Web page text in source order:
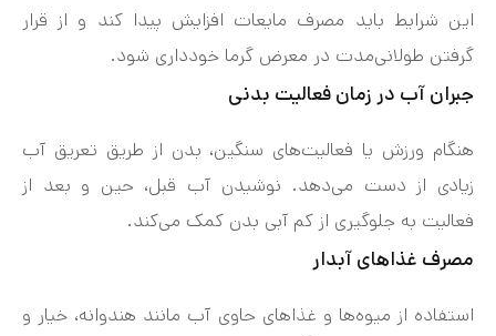
این شرایط باید مصرف مایعات افزایش پیدا کند و از قرار
گرفتن طولانی‌مدت در معرض گرما خودداری شود.
جبران آب در زمان فعالیت بدنی
هنگام ورزش یا فعالیت‌های سنگین، بدن از طریق تعریق آب
زیادی از دست می‌دهد. نوشیدن آب قبل، حین و بعد از
فعالیت به جلوگیری از کم‌ آبی بدن کمک می‌کند.
مصرف غذاهای آبدار
استفاده از میوه‌ها و غذاهای حاوی آب مانند هندوانه، خیار و